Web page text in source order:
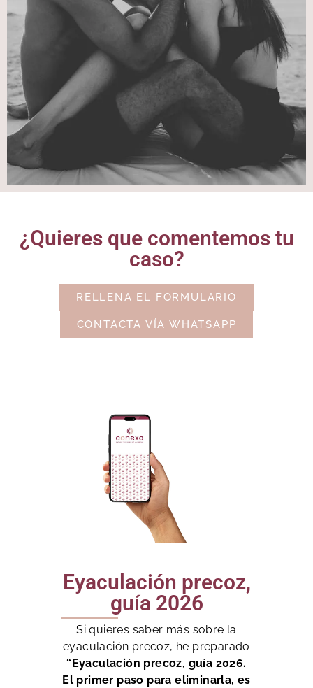
¿Quieres que comentemos tu
caso?
RELLENA EL FORMULARIO
CONTACTA VÍA WHATSAPP
Eyaculación precoz,
guía 2026
Si quieres saber más sobre la
eyaculación precoz, he preparado
“Eyaculación precoz, guía 2026.
El primer paso para eliminarla, es